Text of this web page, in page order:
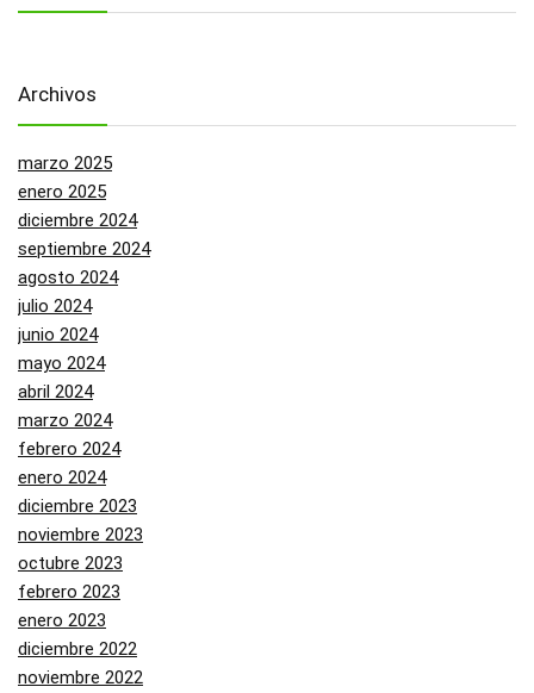
Archivos
marzo 2025
enero 2025
diciembre 2024
septiembre 2024
agosto 2024
julio 2024
junio 2024
mayo 2024
abril 2024
marzo 2024
febrero 2024
enero 2024
diciembre 2023
noviembre 2023
octubre 2023
febrero 2023
enero 2023
diciembre 2022
noviembre 2022